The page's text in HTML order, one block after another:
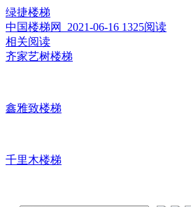
绿捷楼梯
中国楼梯网 2021-06-16 1325阅读
相关阅读
齐家艺树楼梯
鑫雅致楼梯
千里木楼梯